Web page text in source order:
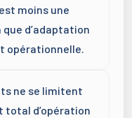
moins une
d’adaptation
opérationnelle.
ne se limitent
total d’opération